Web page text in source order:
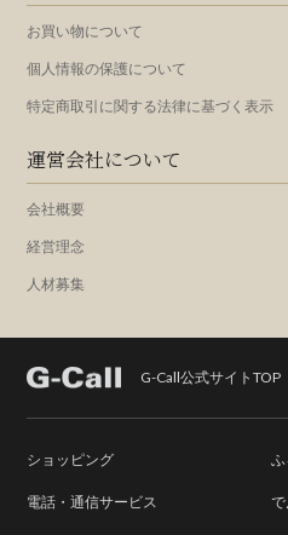
お買い物について
個人情報の保護について
特定商取引に関する法律に基づく表示
運営会社について
会社概要
経営理念
人材募集
G-Call公式サイトTOP
ショッピング
電話・通信サービス で